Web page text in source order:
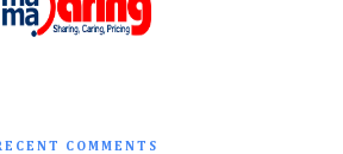
COMMENTS